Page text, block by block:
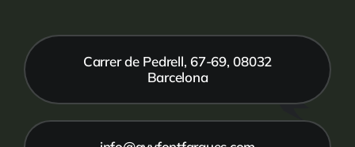
Carrer de Pedrell, 67-69, 08032
Barcelona